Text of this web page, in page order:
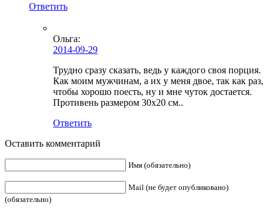
Ответить
Ольга:
2014-09-29
Трудно сразу сказать, ведь у каждого своя порция.
Как моим мужчинам, а их у меня двое, так как раз,
чтобы хорошо поесть, ну и мне чуток достается.
Противень размером 30х20 см..
Ответить
Оставить комментарий
Имя (обязательно)
Mail (не будет опубликовано)
(обязательно)